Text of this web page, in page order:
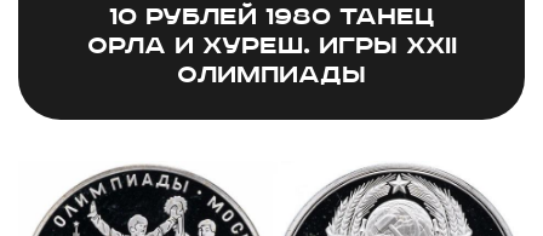
10 рублей 1980 Танец
орла и хуреш. Игры XXII
Олимпиады